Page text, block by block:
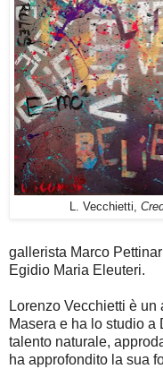
L. Vecchietti,
gallerista Marco
Egidio Maria Eleuteri.
Lorenzo Vecchietti è
Masera e ha lo studio a
talento naturale,
ha approfondito la sua